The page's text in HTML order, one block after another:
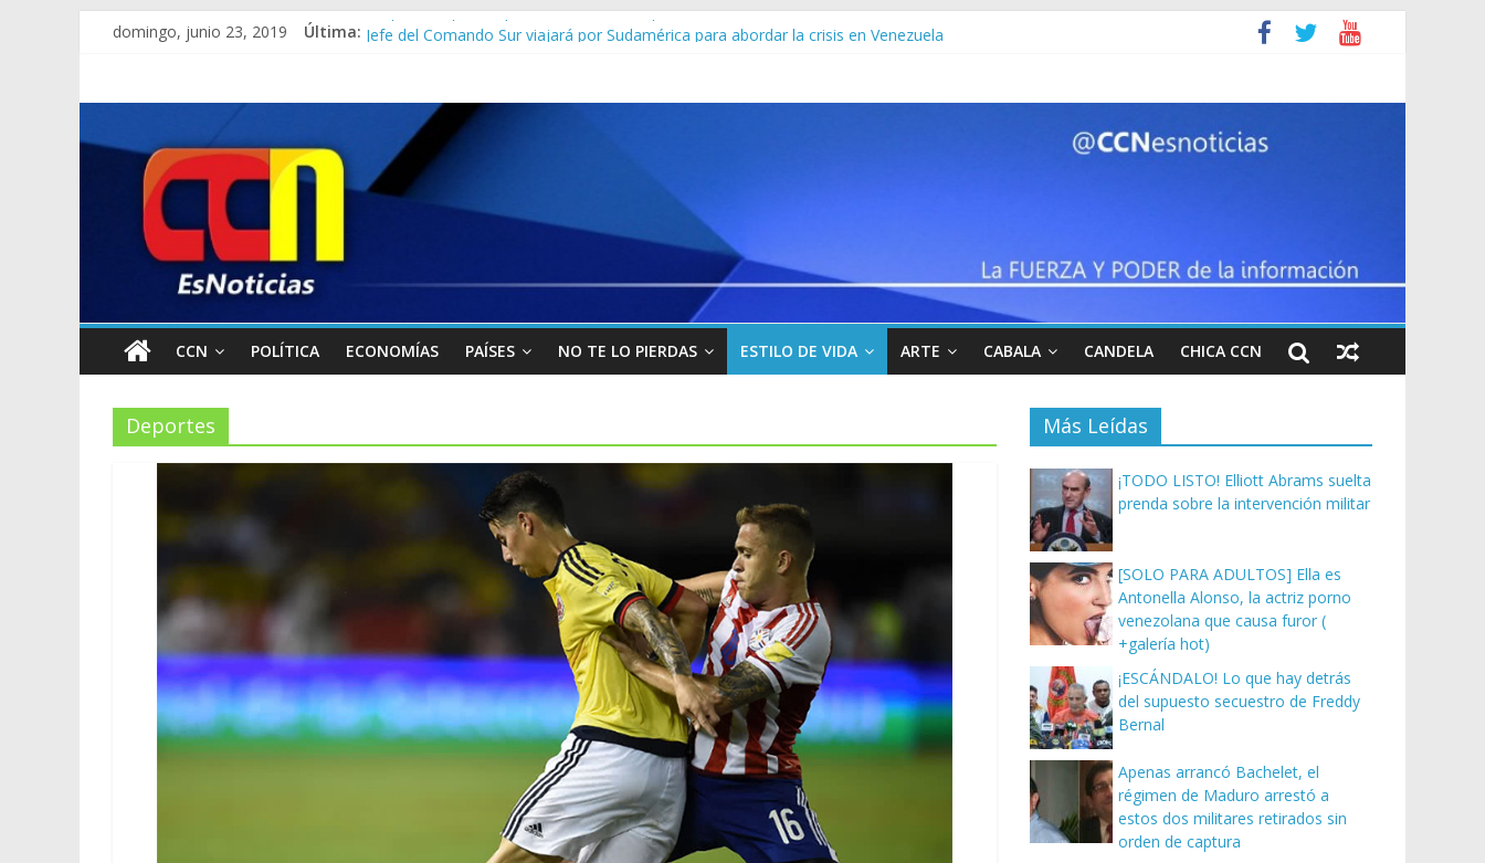
domingo, junio 23, 2019 Última: Corpoelec apuesta por un Frankenstein para el Zulia
Detuvieron a dos venezolanos en Colombia por robarse un taxi
Lo que se sabe de los militares y funcionarios del Cicpc detenidos en las últimas horas
CCN POLÍTICA ECONOMÍAS PAÍSES NO TE LO PIERDAS ESTILO DE VIDA ARTE CABALA CANDELA CHICA CCN
Deportes Más Leídas
¡TODO LISTO! Elliott Abrams suelta
prenda sobre la intervención militar
[SOLO PARA ADULTOS] Ella es
Antonella Alonso, la actriz porno
venezolana que causa furor (
+galería hot)
¡ESCÁNDALO! Lo que hay detrás
del supuesto secuestro de Freddy
Bernal
Apenas arrancó Bachelet, el
régimen de Maduro arrestó a
estos dos militares retirados sin
orden de captura